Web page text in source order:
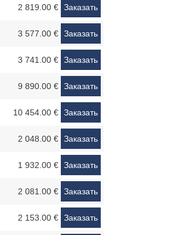
2 819.00 € Заказать
3 577.00 € Заказать
3 741.00 € Заказать
9 890.00 € Заказать
10 454.00 € Заказать
2 048.00 € Заказать
1 932.00 € Заказать
2 081.00 € Заказать
2 153.00 € Заказать